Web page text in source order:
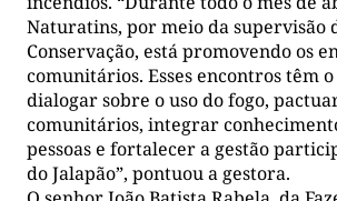
Naturatins, por meio da supervisão
Conservação, está promovendo os
comunitários. Esses encontros têm
dialogar sobre o uso do fogo,
comunitários, integrar
pessoas e fortalecer a gestão
do Jalapão”, pontuou a gestora.